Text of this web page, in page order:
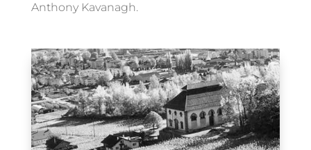
Anthony Kavanagh.